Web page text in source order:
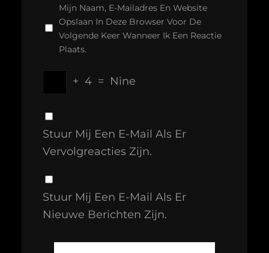
Mijn Naam, E-Mailadres En Website
Opslaan In Deze Browser Voor De
Volgende Keer Wanneer Ik Een Reactie
Plaats.
+ 4 = Nine
Stuur Mij Een E-Mail Als Er
Vervolgreacties Zijn.
Stuur Mij Een E-Mail Als Er
Nieuwe Berichten Zijn.